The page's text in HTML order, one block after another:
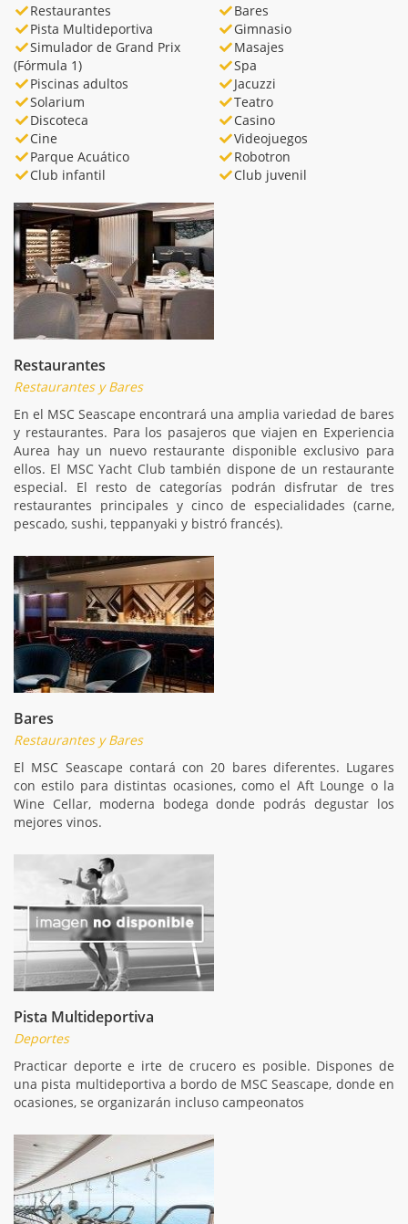
Restaurantes
Bares
Pista Multideportiva
Gimnasio
Simulador de Grand Prix
(Fórmula 1)
Masajes
Spa
Piscinas adultos
Jacuzzi
Solarium
Teatro
Discoteca
Casino
Cine
Videojuegos
Parque Acuático
Robotron
Club infantil
Club juvenil
Restaurantes
Restaurantes y Bares
En el MSC Seascape encontrará una amplia variedad de bares
y restaurantes. Para los pasajeros que viajen en Experiencia
Aurea hay un nuevo restaurante disponible exclusivo para
ellos. El MSC Yacht Club también dispone de un restaurante
especial. El resto de categorías podrán disfrutar de tres
restaurantes principales y cinco de especialidades (carne,
pescado, sushi, teppanyaki y bistró francés).
Bares
Restaurantes y Bares
El MSC Seascape contará con 20 bares diferentes. Lugares
con estilo para distintas ocasiones, como el Aft Lounge o la
Wine Cellar, moderna bodega donde podrás degustar los
mejores vinos.
Pista Multideportiva
Deportes
Practicar deporte e irte de crucero es posible. Dispones de
una pista multideportiva a bordo de MSC Seascape, donde en
ocasiones, se organizarán incluso campeonatos